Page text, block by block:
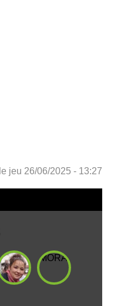
le jeu 26/06/2025 - 13:27
MORARDMarianne